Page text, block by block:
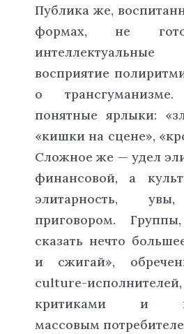
Публика же,
формах, не
восприятие
о
понятные ярлыки:
«кишки на сцене»,
Сложное же — удел
финансовой, а
элитарность,
приговором.
сказать нечто
и сжигай»,
culture-
критиками и
массовым